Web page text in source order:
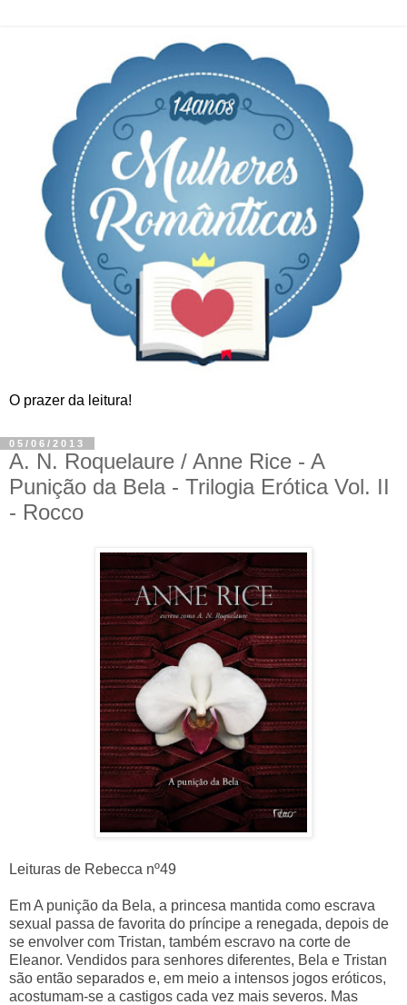
O prazer da leitura!
05/06/2013
A. N. Roquelaure / Anne Rice - A
Punição da Bela - Trilogia Erótica Vol. II
- Rocco
Leituras de Rebecca nº49
Em A punição da Bela, a princesa mantida como escrava
sexual passa de favorita do príncipe a renegada, depois de
se envolver com Tristan, também escravo na corte de
Eleanor. Vendidos para senhores diferentes, Bela e Tristan
são então separados e, em meio a intensos jogos eróticos,
acostumam-se a castigos cada vez mais severos. Mas